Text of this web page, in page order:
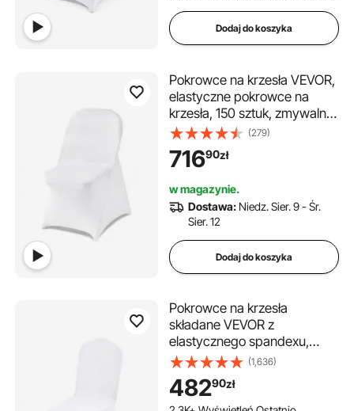
Dodaj do koszyka
Pokrowce na krzesła VEVOR,
elastyczne pokrowce na
krzesła, 150 sztuk, zmywalne i
zdejmowane pokrowce na
krzesła z poliestru i spandexu
na wesela i bankiety,
składanych (45 x 46 x 77
cm), kolor biały
(279)
71690zł
w magazynie.
Dostawa: Niedz. Sier. 9 - Śr.
Sier. 12
Dodaj do koszyka
Pokrowce na krzesła
składane VEVOR z
elastycznego spandexu,
uniwersalne, zdejmowane i
nadające się do prania, na
wesela, święta, imprezy, do
(1,636)
48290zł